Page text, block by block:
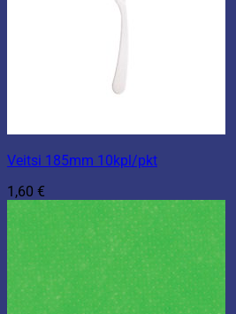
Veitsi 185mm 10kpl/pkt
1,60 €